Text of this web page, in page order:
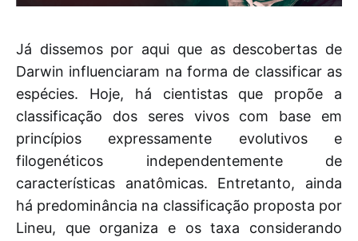
Já dissemos por aqui que as descobertas de
Darwin influenciaram na forma de classificar as
espécies. Hoje, há cientistas que propõe a
classificação dos seres vivos com base em
princípios expressamente evolutivos e
filogenéticos independentemente de
características anatômicas. Entretanto, ainda
há predominância na classificação proposta por
Lineu, que organiza e os taxa considerando